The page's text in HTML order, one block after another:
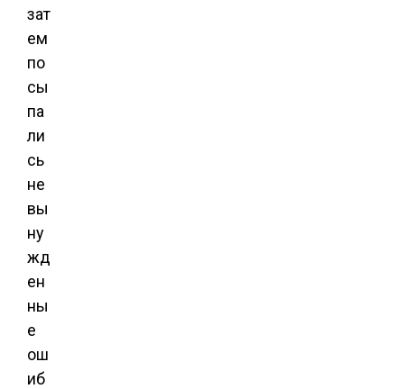
зат
ем
по
сы
па
ли
сь
не
вы
ну
жд
ен
ны
е
ош
иб